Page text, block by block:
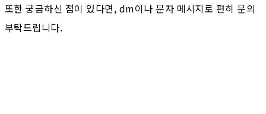
또한 궁금하신 점이 있다면, dm이나 문자 메시지로 편히 문의
부탁드립니다.